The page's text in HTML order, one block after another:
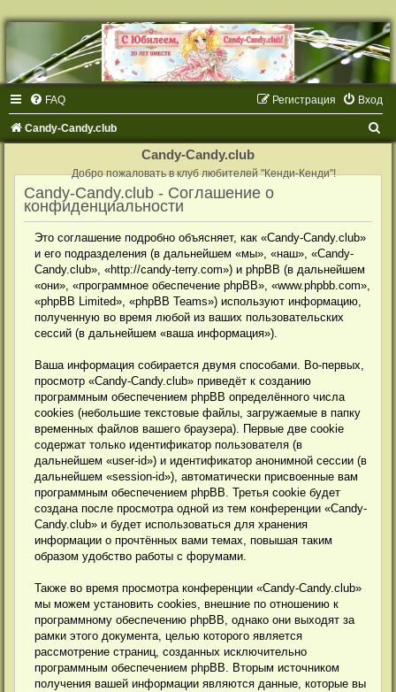
FAQ Вход
Регистрация
Candy-Candy.club
Candy-Candy.club
Добро пожаловать в клуб любителей "Кенди-Кенди"!
Candy-Candy.club - Соглашение о
конфиденциальности
Это соглашение подробно объясняет, как «Candy-Candy.club»
и его подразделения (в дальнейшем «мы», «наш», «Candy-
Candy.club», «http://candy-terry.com») и phpBB (в дальнейшем
«они», «программное обеспечение phpBB», «www.phpbb.com»,
«phpBB Limited», «phpBB Teams») используют информацию,
полученную во время любой из ваших пользовательских
сессий (в дальнейшем «ваша информация»).
Ваша информация собирается двумя способами. Во-первых,
просмотр «Candy-Candy.club» приведёт к созданию
программным обеспечением phpBB определённого числа
cookies (небольшие текстовые файлы, загружаемые в папку
временных файлов вашего браузера). Первые две cookie
содержат только идентификатор пользователя (в
дальнейшем «user-id») и идентификатор анонимной сессии (в
дальнейшем «session-id»), автоматически присвоенные вам
программным обеспечением phpBB. Третья cookie будет
создана после просмотра одной из тем конференции «Candy-
Candy.club» и будет использоваться для хранения
информации о прочтённых вами темах, повышая таким
образом удобство работы с форумами.
Также во время просмотра конференции «Candy-Candy.club»
мы можем установить cookies, внешние по отношению к
программному обеспечению phpBB, однако они выходят за
рамки этого документа, целью которого является
рассмотрение страниц, созданных исключительно
программным обеспечением phpBB. Вторым источником
получения вашей информации являются данные, которые вы